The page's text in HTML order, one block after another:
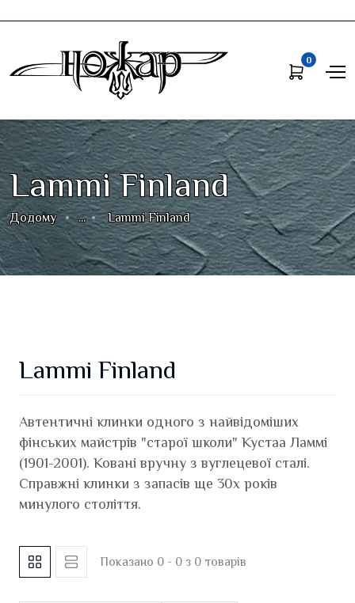
0
Lammi Finland
Додому ... Lammi Finland
Lammi Finland
Автентичні клинки одного з найвідоміших
фінських майстрів "старої школи" Кустаа Ламмі
(1901-2001). Ковані вручну з вуглецевої сталі.
Справжні клинки з запасів ще 30х років
минулого століття.
Показано 0 - 0 з 0 товарів